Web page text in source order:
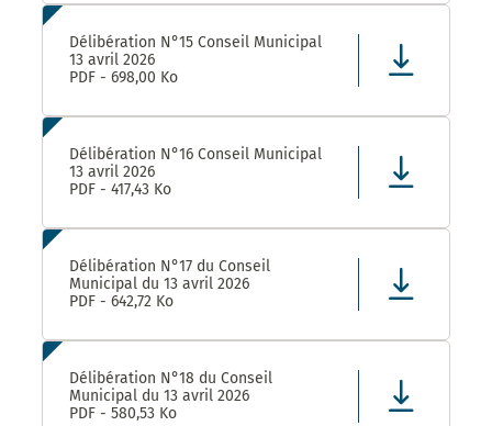
Délibération N°15 Conseil Municipal
13 avril 2026
PDF - 698,00 Ko
Délibération N°16 Conseil Municipal
13 avril 2026
PDF - 417,43 Ko
Délibération N°17 du Conseil
Municipal du 13 avril 2026
PDF - 642,72 Ko
Délibération N°18 du Conseil
Municipal du 13 avril 2026
PDF - 580,53 Ko